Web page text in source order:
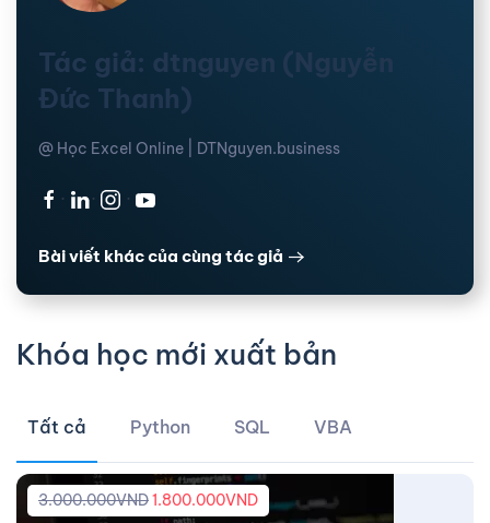
Tác giả: dtnguyen (Nguyễn
Đức Thanh)
@ Học Excel Online | DTNguyen.business
· · ·
Bài viết khác của cùng tác giả
Khóa học mới xuất bản
Tất cả Python SQL VBA
3.000.000VND1.800.000VND